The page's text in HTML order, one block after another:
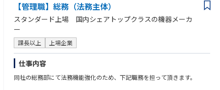
【管理職】総務（法務主体）
スタンダード上場 国内シェアトップクラスの機器メーカ
ー
課長以上 上場企業
仕事内容
同社の総務部にて法務機能強化のため、下記職務を担って頂きます。